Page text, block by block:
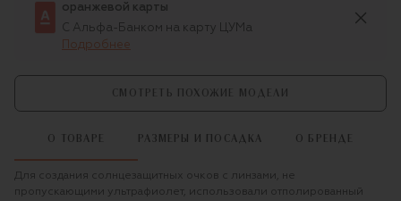
оранжевой карты
С Альфа-Банком на карту ЦУМа
Подробнее
СМОТРЕТЬ ПОХОЖИЕ МОДЕЛИ
О ТОВАРЕ РАЗМЕРЫ И ПОСАДКА О БРЕНДЕ
Для создания солнцезащитных очков с линзами, не
пропускающими ультрафиолет, использовали отполированный